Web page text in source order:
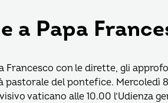
a Papa
Francesco con le dirette, gli
del pontefice. Mercoledì
vaticano alle 10.00 l’Udienza